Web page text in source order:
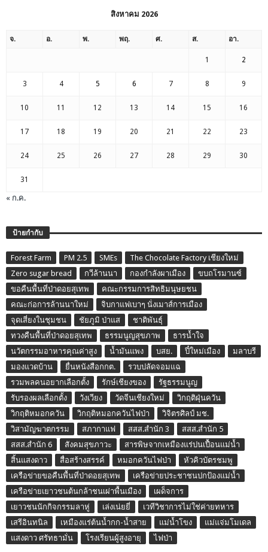
สิงหาคม 2026
จ. อ. พ. พฤ. ศ. ส. อา.
1 2
3 4 5 6 7 8 9
10 11 12 13 14 15 16
17 18 19 20 21 22 23
24 25 26 27 28 29 30
31
« ก.ค.
ป้ายกำกับ
Forest Farm PM 2.5 SMEs
The Chocolate Factory เชียงใหม่
Zero sugar bread
กวีล้านนา กองกำลังผาเมือง
ขบถโรมานซ์
ขอคืนพื้นที่ป่าดอยสุเทพ
คณะกรรมการสิทธิมนุษยชน
คณะก่อการล้านนาใหม่
จิบกาแฟเบาๆ นั่งเมาส์การเมือง
จุดเสี่ยงในชุมชน
ชัยภูมิ ป่าแส
ชาติพันธุ์
ทวงคืนพื้นที่ป่าดอยสุเทพ
ธรรมนูญสุขภาพ
ธารน้ำใจ
นวัตกรรมอาหารคุณค่าสูง
น้ำมันแพง บสย. ปี๋ใหม่เมือง
มลาบรี
มองแวดบ้าน
ยื่นหนังสือกกต.
รวบปลัดจอมแฉ
รวมพลคนอยากเลือกตั้ง
รักษ์เชียงของ
รัฐธรรมนูญ
รับรองผลเลือกตั้ง
วังเวียง วัดจีนเชียงใหม่
วิกฤติฝุ่นควัน
วิกฤติหมอกควัน
วิกฤติหมอกควันไฟป่า
วิจิตรศิลป์ มช.
วิสามัญฆาตกรรม
สภากาแฟ สสส.สำนัก 3
สสส.สำนัก 5
สสส.สำนัก 6
สังคมสุขภาวะ
สารพิษจากเหมืองแร่ปนเปื้อนแม่น้ำ
สิ้นแสงดาว
สื่อสร้างสรรค์ หมอกควันไฟป่า
หัวคิวบัตรชมพู
เครือข่ายขอคืนพื้นที่ป่าดอยสุเทพ
เครือข่ายประชาชนปกป้องแม่น้ำ
เครือข่ายเยาวชนต้นกล้าชนเผ่าพื้นเมือง
เผด็จการ
เยาวชนนักกิจกรรมลาหู่
เล่งเน่ยยี่
เวทีวิชาการไม่ใช่ค่ายทหาร
เสรีอินทนิล
เหมืองแร่ต้นน้ำกก-น้ำสาย แม่น้ำโขง
แม่แจ่มโมเดล
แสงดาว ศรัทธามั่น
โรงเรียนผู้สูงอายุ ไฟป่า